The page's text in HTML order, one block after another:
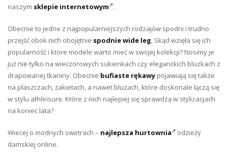
naszym sklepie internetowym .
Obecnie to jedne z najpopularniejszych rodzajów spodni i trudno
przejść obok nich obojętnie spodnie wide leg. Skąd wzięła się ich
popularność i które modele warto mieć w swojej kolekcji? Nosimy je
już nie tylko na wieczorowych sukienkach czy eleganckich bluzkach z
drapowanej tkaniny. Obecnie bufiaste rękawy pojawiają się także
na płaszczach, żakietach, a nawet bluzach, które doskonale łączą się
w stylu athleisure. Które z nich najlepiej się sprawdzą w stylizacjach
na koniec lata?
Wiecej o modnych swetrach – najlepsza hurtownia
odzieży
damskiej online.